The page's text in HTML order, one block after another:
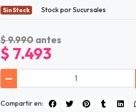
Sin Stock Stock por Sucursales
$ 9.990 antes
$ 7.493
Compartir en: